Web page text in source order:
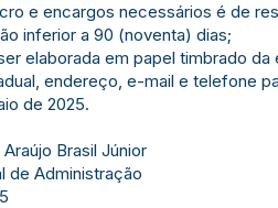
e encargos necessários é de
inferior a 90 (noventa) dias;
elaborada em papel timbrado da
endereço, e-mail e telefone
de 2025.
Brasil Júnior
de Administração